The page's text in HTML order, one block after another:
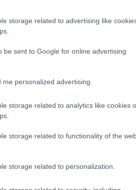
storage related to advertising like
be sent to Google for online advertising
personalized advertising.
storage related to analytics like cookies
storage related to functionality of the
storage related to personalization.
Το FIAT 500 Hybrid τώρα από